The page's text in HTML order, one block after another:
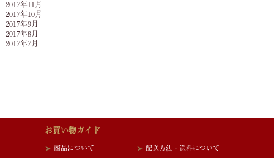
2017年11月
2017年10月
2017年9月
2017年8月
2017年7月
お買い物ガイド
商品について 配送方法・送料について